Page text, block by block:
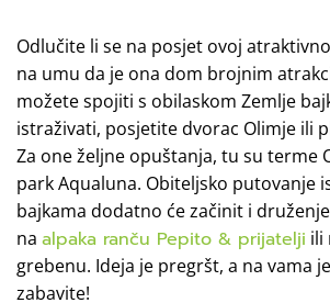
Odlučite li se na posjet ovoj
na umu da je ona dom brojnim
možete spojiti s obilaskom Zemlje
istraživati, posjetite dvorac Olimje ili
Za one željne opuštanja, tu su terme
park Aqualuna. Obiteljsko putovanje
bajkama dodatno će začinit i
na alpaka ranču Pepito & prijatelji ili
grebenu. Ideja je pregršt, a na vama
zabavite!